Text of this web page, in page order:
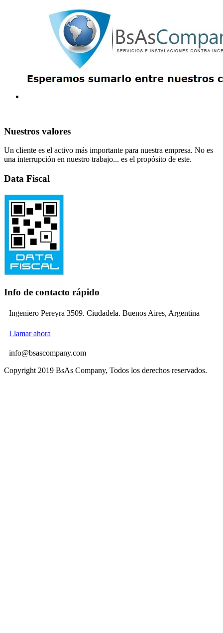
Nuestros valores
Un cliente es el activo más importante para nuestra empresa. No es
una interrupción en nuestro trabajo... es el propósito de este.
Data Fiscal
Info de contacto rápido
Ingeniero Pereyra 3509. Ciudadela. Buenos Aires, Argentina
Llamar ahora
info@bsascompany.com
Copyright 2019 BsAs Company, Todos los derechos reservados.